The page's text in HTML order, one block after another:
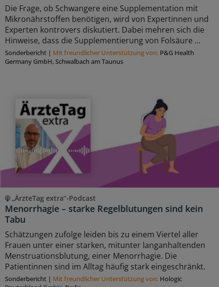
Die Frage, ob Schwangere eine Supplementation mit
Mikronährstoffen benötigen, wird von Expertinnen und
Experten kontrovers diskutiert. Dabei mehren sich die
Hinweise, dass die Supplementierung von Folsäure ...
Sonderbericht | Mit freundlicher Unterstützung von: P&G Health
Germany GmbH, Schwalbach am Taunus
„ÄrzteTag extra“-Podcast
Menorrhagie – starke Regelblutungen sind kein
Tabu
Schätzungen zufolge leiden bis zu einem Viertel aller
Frauen unter einer starken, mitunter langanhaltenden
Menstruationsblutung, einer Menorrhagie. Die
Patientinnen sind im Alltag häufig stark eingeschränkt.
Sonderbericht | Mit freundlicher Unterstützung von: Hologic